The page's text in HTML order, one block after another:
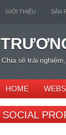
GIỚI THIỆU SẢN
Chia sẽ trải
HOME
SOCIAL